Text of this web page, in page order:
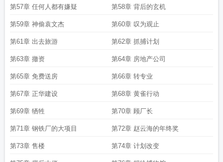
第57章 任何人都有嫌疑 第58章 背后的玄机
第59章 神偷袁文杰 第60章 叹为观止
第61章 出去旅游 第62章 抓捕计划
第63章 撤资 第64章 房地产公司
第65章 免费送房 第66章 转专业
第67章 正华建设 第68章 黄雀行动
第69章 牺牲 第70章 顾厂长
第71章 钢铁厂的大项目 第72章 赵云海的年终奖
第73章 售楼 第74章 计划改变